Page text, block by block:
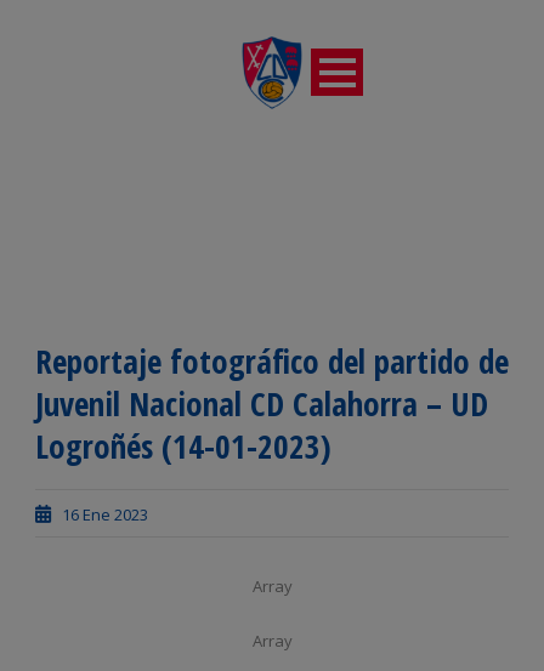
Reportaje fotográfico del partido de
Juvenil Nacional CD Calahorra – UD
Logroñés (14-01-2023)
16 Ene 2023
Array
Array